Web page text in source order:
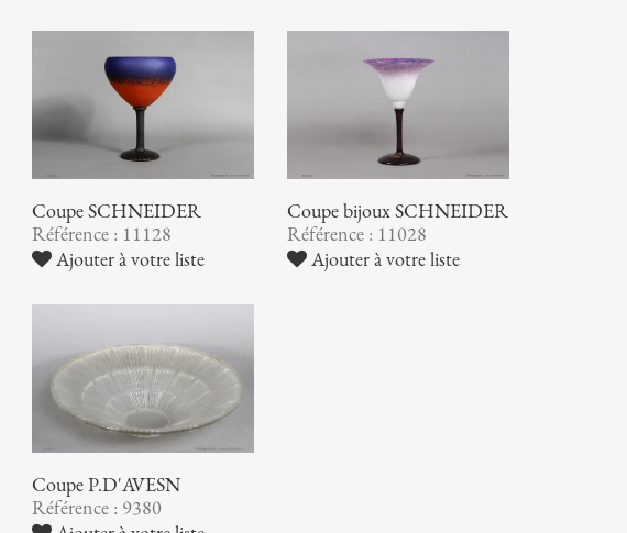
Coupe SCHNEIDER
Référence : 11128
Ajouter à votre liste
Coupe bijoux SCHNEIDER
Référence : 11028
Ajouter à votre liste
Coupe P.D'AVESN
Référence : 9380